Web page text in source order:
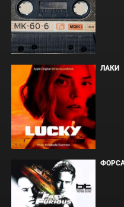
ЛАКИ